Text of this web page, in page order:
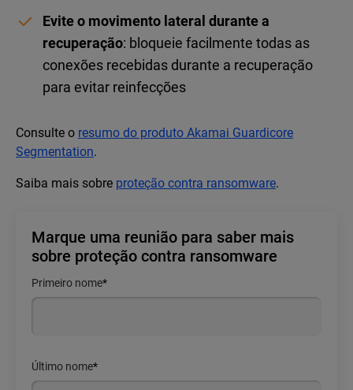
Evite o movimento lateral durante a
recuperação: bloqueie facilmente todas as
conexões recebidas durante a recuperação
para evitar reinfecções
Consulte o resumo do produto Akamai Guardicore
Segmentation.
Saiba mais sobre proteção contra ransomware.
Marque uma reunião para saber mais
sobre proteção contra ransomware
*
Primeiro nome
*
Último nome